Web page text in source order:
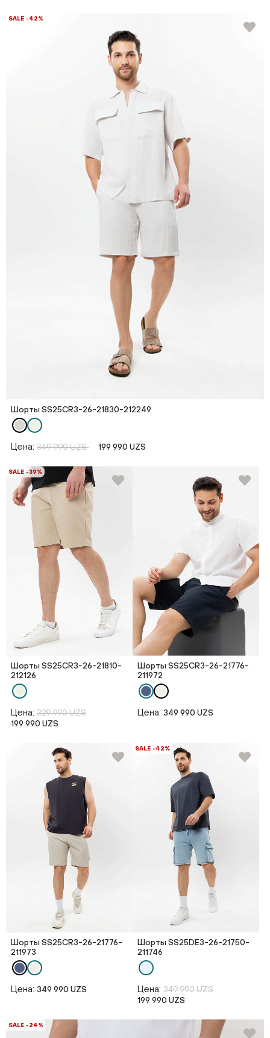
SALE -42%
Шорты SS25CR3-26-21830-212249
Цена: 349 990 UZS 199 990 UZS
SALE -39%
Шорты SS25CR3-26-21810-
212126
Цена: 329 990 UZS
199 990 UZS
Шорты SS25CR3-26-21776-
211972
Цена: 349 990 UZS
Шорты SS25CR3-26-21776-
211973
Цена: 349 990 UZS
SALE -42%
Шорты SS25DE3-26-21750-
211746
Цена: 349 990 UZS
199 990 UZS
SALE -24%